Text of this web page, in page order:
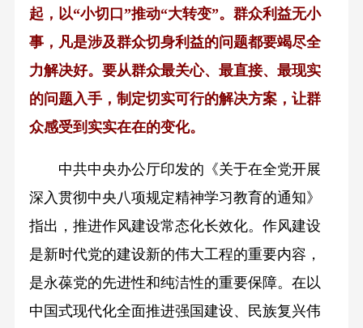
起，以“小切口”推动“大转变”。群众利益无小
事，凡是涉及群众切身利益的问题都要竭尽全
力解决好。要从群众最关心、最直接、最现实
的问题入手，制定切实可行的解决方案，让群
众感受到实实在在的变化。
中共中央办公厅印发的《关于在全党开展
深入贯彻中央八项规定精神学习教育的通知》
指出，推进作风建设常态化长效化。作风建设
是新时代党的建设新的伟大工程的重要内容，
是永葆党的先进性和纯洁性的重要保障。在以
中国式现代化全面推进强国建设、民族复兴伟